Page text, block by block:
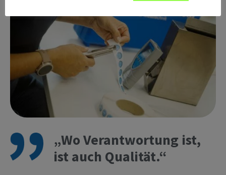
„Wo Verantwortung ist,
ist auch Qualität.“